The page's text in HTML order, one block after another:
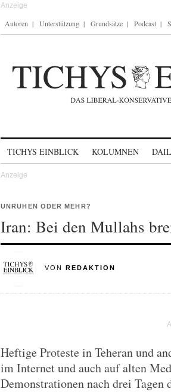
Autoren Unterstützung Grundsätze Podcast
TICHYS EINBLICK KOLUMNEN
UNRUHEN ODER MEHR?
Iran: Bei den Mullahs
VON REDAKTION
Heftige Proteste in Teheran und
im Internet und auch auf alten
Demonstrationen nach drei Tagen